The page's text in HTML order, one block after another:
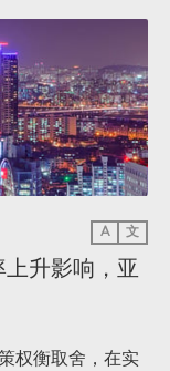
A 文
升影响，亚
权衡取舍，在实